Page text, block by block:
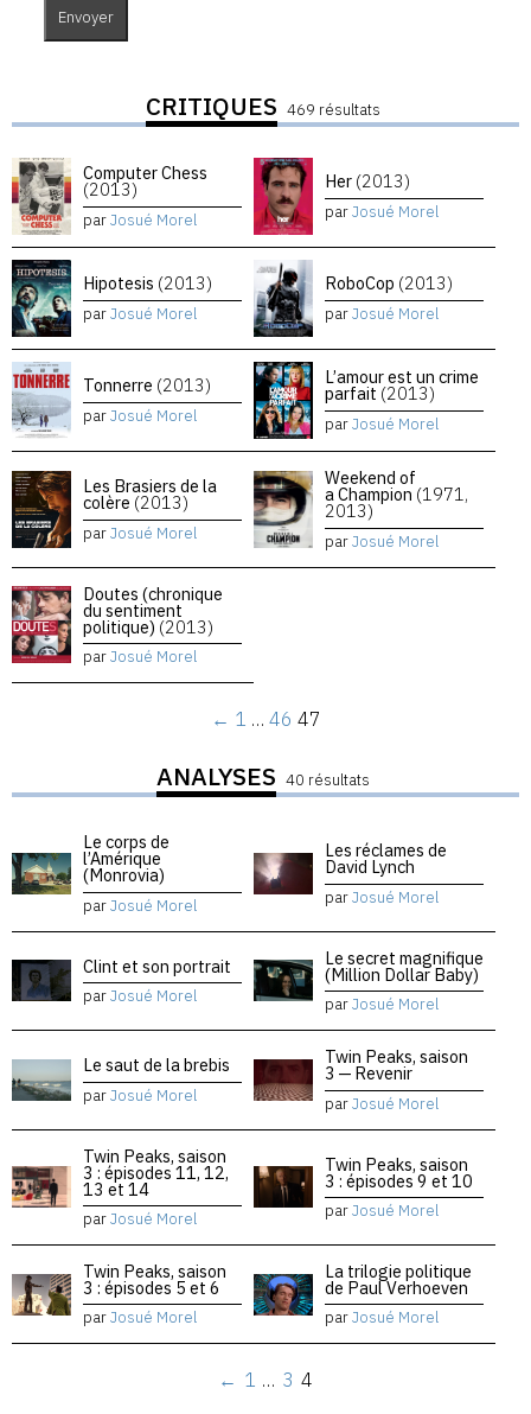
CRITIQUES 469 résultats
Computer Chess
(2013)
parJosué Morel
Her (2013)
parJosué Morel
Hipotesis (2013)
parJosué Morel
RoboCop (2013)
parJosué Morel
Tonnerre (2013)
parJosué Morel
L’amour est un crime
parfait (2013)
parJosué Morel
Les Brasiers de la
colère (2013)
parJosué Morel
Weekend of
a Champion (1971,
2013)
parJosué Morel
Doutes (chronique
du sentiment
politique) (2013)
parJosué Morel
← 1 … 46 47
ANALYSES 40 résultats
Le corps de
l’Amérique
(Monrovia)
parJosué Morel
Les réclames de
David Lynch
parJosué Morel
Clint et son portrait
parJosué Morel
Le secret magnifique
(Million Dollar Baby)
parJosué Morel
Le saut de la brebis
parJosué Morel
Twin Peaks, saison
3 — Revenir
parJosué Morel
Twin Peaks, saison
3 : épisodes 11, 12,
13 et 14
parJosué Morel
Twin Peaks, saison
3 : épisodes 9 et 10
parJosué Morel
Twin Peaks, saison
3 : épisodes 5 et 6
parJosué Morel
La trilogie politique
de Paul Verhoeven
parJosué Morel
← 1 … 3 4